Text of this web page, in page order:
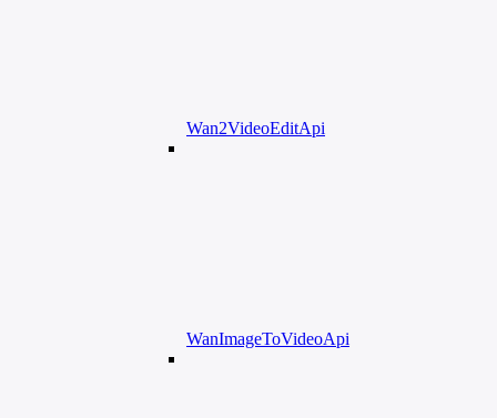
Wan2VideoEditApi
WanImageToVideoApi